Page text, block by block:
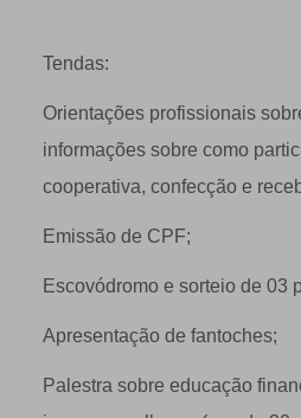
Tendas:
Orientações profissionais
informações sobre como
cooperativa, confecção e
Emissão de CPF;
Escovódromo e sorteio de 03
Apresentação de fantoches;
Palestra sobre educação